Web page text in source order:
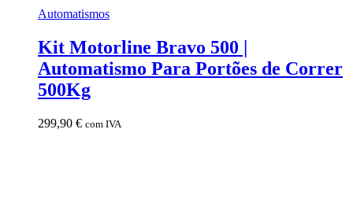
Automatismos
Kit Motorline Bravo 500 |
Automatismo Para Portões de Correr
500Kg
299,90 € com IVA